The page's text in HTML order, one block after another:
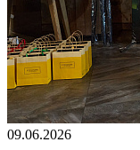
09.06.2026